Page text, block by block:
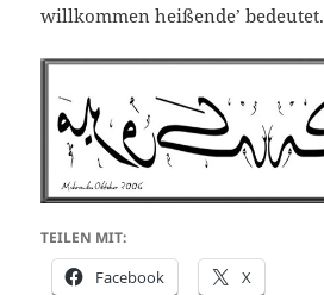
willkommen heißende’ bedeutet.
TEILEN MIT:
Facebook X